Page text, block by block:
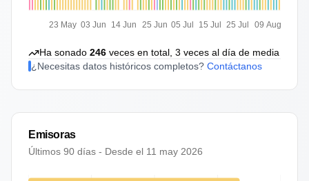
23 May 03 Jun 14 Jun 25 Jun 05 Jul 15 Jul 25 Jul 09 Aug
Ha sonado 246 veces en total, 3 veces al día de media
¿Necesitas datos históricos completos? Contáctanos
Emisoras
Últimos 90 días - Desde el 11 may 2026